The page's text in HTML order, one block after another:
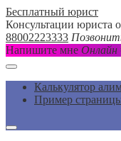
Бесплатный юрист
Консультации юриста
88002223333
Напишите мне Онлайн
Калькулятор
Пример